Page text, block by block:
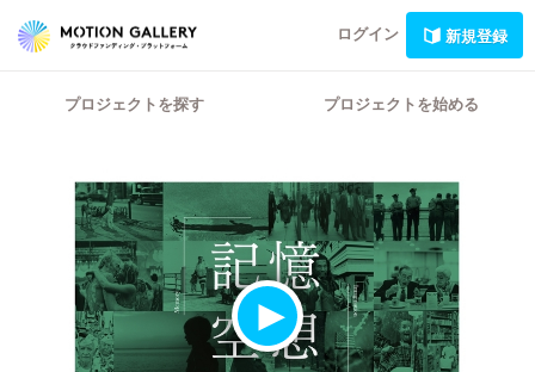
ログイン 新規登録
プロジェクトを探す プロジェクトを始める